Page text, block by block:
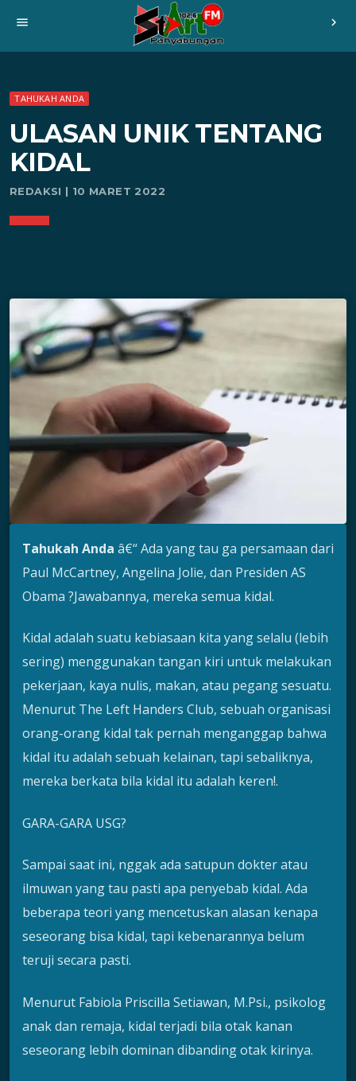
menu chevron_right
TAHUKAH ANDA
ULASAN UNIK TENTANG
KIDAL
REDAKSI | 10 MARET 2022
Tahukah Anda â€“ Ada yang tau ga persamaan dari
Paul McCartney, Angelina Jolie, dan Presiden AS
Obama ?Jawabannya, mereka semua kidal.
Kidal adalah suatu kebiasaan kita yang selalu (lebih
sering) menggunakan tangan kiri untuk melakukan
pekerjaan, kaya nulis, makan, atau pegang sesuatu.
Menurut The Left Handers Club, sebuah organisasi
orang-orang kidal tak pernah menganggap bahwa
kidal itu adalah sebuah kelainan, tapi sebaliknya,
mereka berkata bila kidal itu adalah keren!.
GARA-GARA USG?
Sampai saat ini, nggak ada satupun dokter atau
ilmuwan yang tau pasti apa penyebab kidal. Ada
beberapa teori yang mencetuskan alasan kenapa
seseorang bisa kidal, tapi kebenarannya belum
teruji secara pasti.
Menurut Fabiola Priscilla Setiawan, M.Psi., psikolog
anak dan remaja, kidal terjadi bila otak kanan
seseorang lebih dominan dibanding otak kirinya.